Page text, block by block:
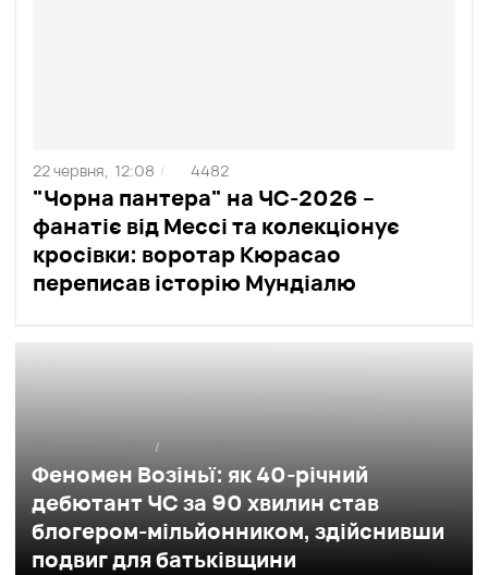
"Чорна пантера" на ЧС-2026 –
фанатіє від Мессі та колекціонує
кросівки: воротар Кюрасао
переписав історію Мундіалю
22 червня, 12:08 / 4482
Феномен Возіньї: як 40-річний
дебютант ЧС за 90 хвилин став
блогером-мільйонником, здійснивши
подвиг для батьківщини
/